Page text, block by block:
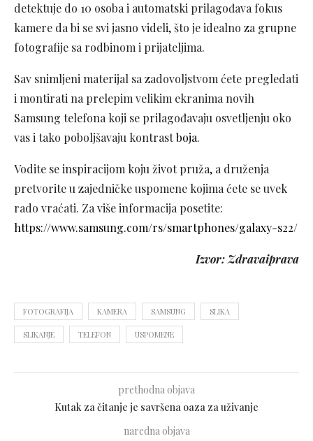
detektuje do 10 osoba i automatski prilagođava fokus
kamere da bi se svi jasno videli, što je idealno za grupne
fotografije sa rodbinom i prijateljima.
Sav snimljeni materijal sa zadovoljstvom ćete pregledati
i montirati na prelepim velikim ekranima novih
Samsung telefona koji se prilagođavaju osvetljenju oko
vas i tako poboljšavaju kontrastboja.
Vodite se inspiracijom koju život pruža, a druženja
pretvorite u zajedničke uspomene kojima ćete se uvek
rado vraćati. Za više informacija posetite:
https://www.samsung.com/rs/smartphones/galaxy-s22/
Izvor: Zdravaiprava
FOTOGRAFIJA KAMERA SAMSUNG SLIKA
SLIKANJE TELEFON USPOMENE
prethodna objava
Kutak za čitanje je savršena oaza za uživanje
naredna objava